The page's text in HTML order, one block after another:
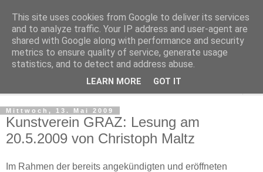
Regensburger Tagebuch
Notizen aus der nördlichsten Stadt Italiens
Mittwoch, 13. Mai 2009
Kunstverein GRAZ: Lesung am
20.5.2009 von Christoph Maltz
Im Rahmen der bereits angekündigten und eröffneten
This site uses cookies from Google to deliver its services
and to analyze traffic. Your IP address and user-agent are
shared with Google along with performance and security
metrics to ensure quality of service, generate usage
statistics, and to detect and address abuse.
LEARN MORE GOT IT